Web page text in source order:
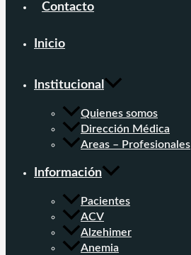
Contacto
Inicio
Institucional
Quienes somos
Dirección Médica
Areas – Profesionales
Información
Pacientes
ACV
Alzehimer
Anemia